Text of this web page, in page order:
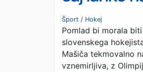
škode kot
Šport / Hokej
Pomlad bi morala
slovenskega
Mašiča tekmovalno
vznemirljiva, z